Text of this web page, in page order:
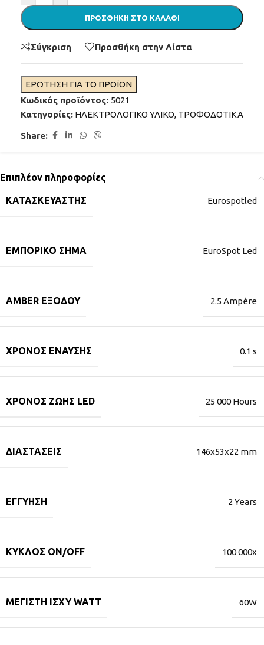
ΠΡΟΣΘΉΚΗ ΣΤΟ ΚΑΛΆΘΙ
Σύγκριση Προσθήκη στην Λίστα
ΕΡΩΤΗΣΗ ΓΙΑ ΤΟ ΠΡΟΪΟΝ
Κωδικός προϊόντος: 5021
Κατηγορίες: ΗΛΕΚΤΡΟΛΟΓΙΚΟ ΥΛΙΚΟ, ΤΡΟΦΟΔΟΤΙΚΑ
Share:
Επιπλέον πληροφορίες
ΚΑΤΑΣΚΕΥΑΣΤΉΣ Eurospotled
ΕΜΠΟΡΙΚΌ ΣΉΜΑ EuroSpot Led
AMBER ΕΞΌΔΟΥ 2.5 Ampère
ΧΡΌΝΟΣ ΈΝΑΥΣΗΣ 0.1 s
ΧΡΌΝΟΣ ΖΩΉΣ LED 25 000 Hours
ΔΙΑΣΤΆΣΕΙΣ 146x53x22 mm
ΕΓΓΎΗΣΗ 2 Years
ΚΎΚΛΟΣ ON/OFF 100 000x
ΜΈΓΙΣΤΗ ΙΣΧΎ WATT 60W